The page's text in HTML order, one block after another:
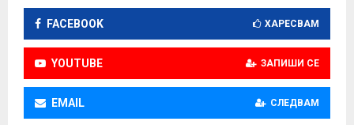
г
а
ц
и
FACEBOOK ХАРЕСВАМ
YOUTUBE ЗАПИШИ СЕ
EMAIL СЛЕДВАМ